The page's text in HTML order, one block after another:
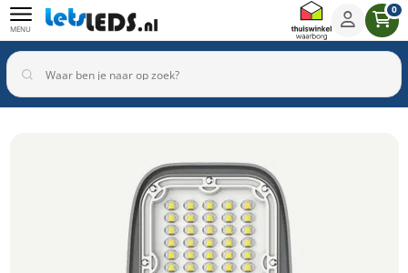
MENU
0
Buitenverlichting